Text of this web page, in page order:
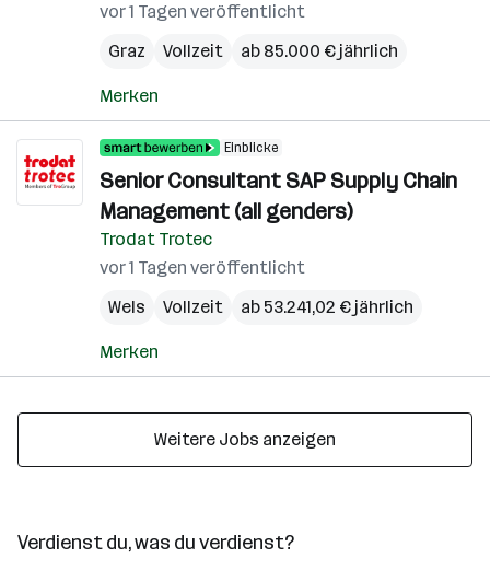
vor 1 Tagen veröffentlicht
Graz
Vollzeit ab 85.000 € jährlich
Merken
Einblicke
Senior Consultant SAP Supply Chain
Management (all genders)
Trodat Trotec
vor 1 Tagen veröffentlicht
Wels
Vollzeit ab 53.241,02 € jährlich
Merken
Weitere Jobs anzeigen
Verdienst du, was du verdienst?